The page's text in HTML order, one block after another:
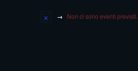
Non ci sono eventi previsti.